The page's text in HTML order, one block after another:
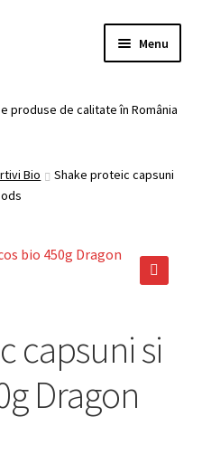
Menu
produse de calitate în România
Bio
Shake proteic capsuni
capsuni si
Dragon